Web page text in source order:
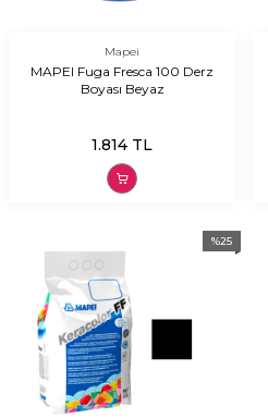
Mapei
MAPEI Fuga Fresca 100 Derz
Boyası Beyaz
1.814 TL
%25